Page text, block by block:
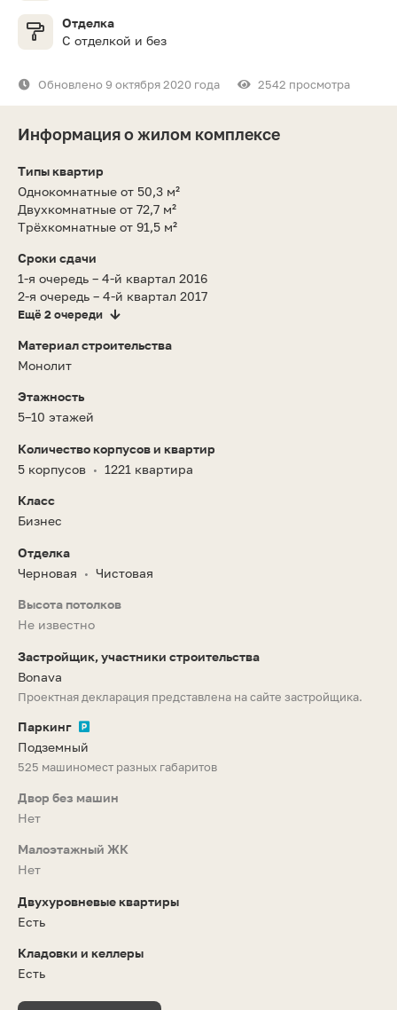
Отделка
С отделкой и без
Обновлено 9 октября 2020 года 2542 просмотра
Информация о жилом комплексе
Типы квартир
Однокомнатные от 50,3 м²
Двухкомнатные от 72,7 м²
Трёхкомнатные от 91,5 м²
Сроки сдачи
1-я очередь – 4-й квартал 2016
2-я очередь – 4-й квартал 2017
Ещё 2 очереди
Материал строительства
Монолит
Этажность
5–10 этажей
Количество корпусов и квартир
5 корпусов • 1221 квартира
Класс
Бизнес
Отделка
Черновая
• Чистовая
Высота потолков
Не известно
Застройщик, участники строительства
Bonava
Проектная декларация представлена на сайте застройщика.
Паркинг
Подземный
525 машиномест разных габаритов
Двор без машин
Нет
Малоэтажный ЖК
Нет
Двухуровневые квартиры
Есть
Кладовки и келлеры
Есть